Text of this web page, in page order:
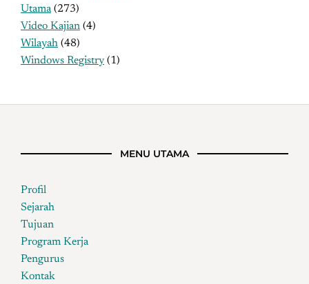
Utama(273)
Video Kajian (4)
Wilayah (48)
Windows Registry (1)
MENU UTAMA
Profil
Sejarah
Tujuan
Program Kerja
Pengurus
Kontak